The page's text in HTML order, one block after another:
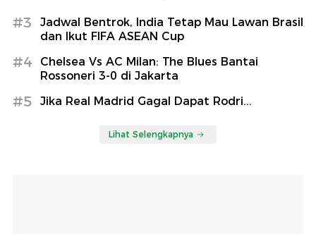
#3
Jadwal Bentrok, India Tetap Mau Lawan Brasil
dan Ikut FIFA ASEAN Cup
#4
Chelsea Vs AC Milan: The Blues Bantai
Rossoneri 3-0 di Jakarta
#5 Jika Real Madrid Gagal Dapat Rodri...
Lihat Selengkapnya